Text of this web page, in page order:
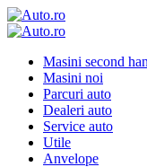
Masini second
Masini noi
Parcuri auto
Dealeri auto
Service auto
Utile
Anvelope